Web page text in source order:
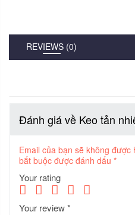
REVIEWS (0)
Đánh giá về Keo tản
Email của bạn sẽ không được
bắt buộc được đánh dấu *
Your rating
Your review*